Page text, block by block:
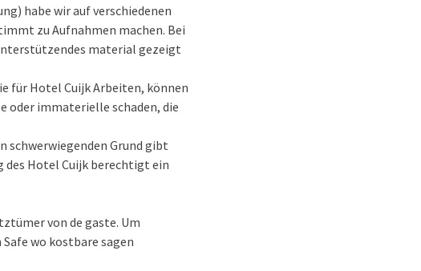
habe wir auf verschiedenen
zu Aufnahmen machen. Bei
material gezeigt
für Hotel Cuijk Arbeiten, können
immaterielle schaden, die
schwerwiegenden Grund gibt
des Hotel Cuijk berechtigt ein
von de gaste. Um
wo kostbare sagen